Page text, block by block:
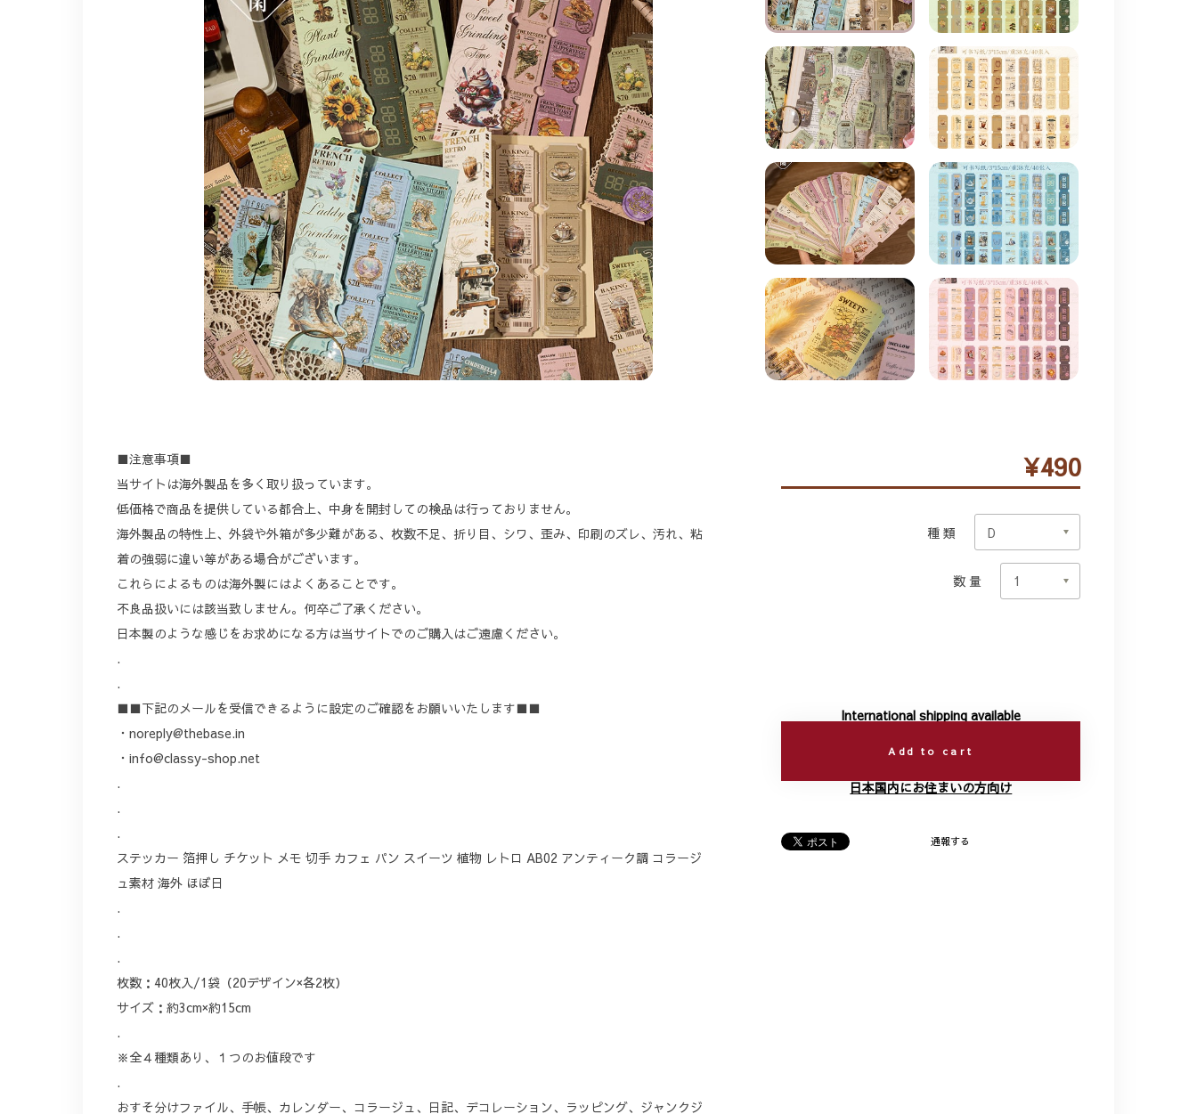
■注意事項■
当サイトは海外製品を多く取り扱っています。
低価格で商品を提供している都合上、中身を開封しての検品は行っておりません。
海外製品の特性上、外袋や外箱が多少難がある、枚数不足、折り目、シワ、歪み、印刷のズレ、汚れ、粘
着の強弱に違い等がある場合がございます。
これらによるものは海外製にはよくあることです。
不良品扱いには該当致しません。何卒ご了承ください。
日本製のような感じをお求めになる方は当サイトでのご購入はご遠慮ください。
.
.
■■下記のメールを受信できるように設定のご確認をお願いいたします■■
・ noreply@thebase.in
・ info@classy-shop.net
.
.
.
ステッカー 箔押し チケット メモ 切手 カフェ パン スイーツ 植物 レトロ AB02 アンティーク調 コラージ
ュ素材 海外 ほぼ日
.
.
.
枚数：40枚入/1袋（20デザイン×各2枚）
サイズ：約3cm×約15cm
.
※全４種類あり、１つのお値段です
.
おすそ分けファイル、手帳、カレンダー、コラージュ、日記、デコレーション、ラッピング、ジャンクジ
¥490
種類
数量
International shipping available
Add to cart
日本国内にお住まいの方向け
通報する